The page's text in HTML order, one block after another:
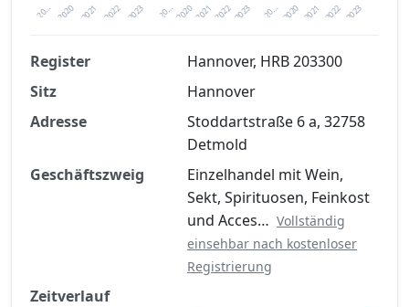
20… 2021 2023
2020 2022 20… 2021 2023
2020 2022 20… 2021 2023
2020 2022
Finanzkennzahlen nach kostenloser
Registrierung verfügbar
Jetzt kostenlos registrieren
Register
Hannover, HRB 203300
Sitz
Hannover
Adresse
Stoddartstraße 6 a, 32758
Detmold
Geschäftszweig
Einzelhandel mit Wein,
Sekt, Spirituosen, Feinkost
und Acces… Vollständig
einsehbar nach kostenloser
Registrierung
Zeitverlauf